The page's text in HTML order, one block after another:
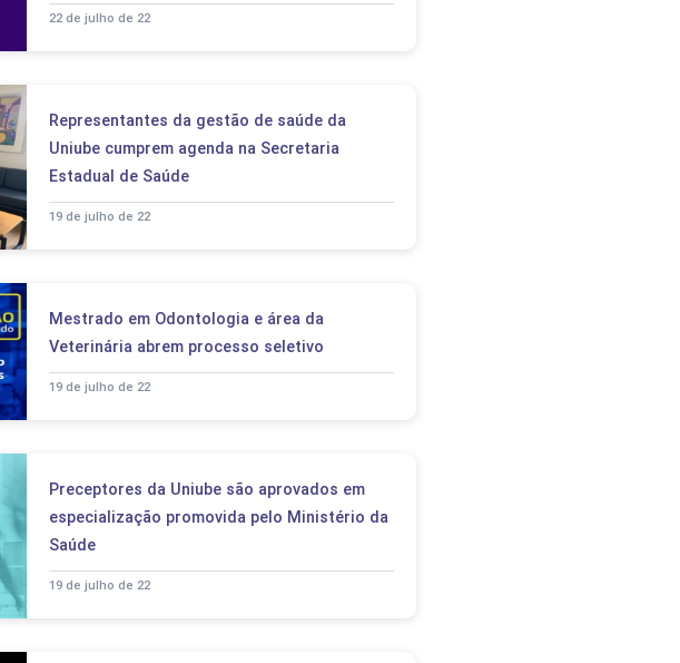
22 de julho de 22
Representantes da gestão de saúde da
Uniube cumprem agenda na Secretaria
Estadual de Saúde
19 de julho de 22
Mestrado em Odontologia e área da
Veterinária abrem processo seletivo
19 de julho de 22
Preceptores da Uniube são aprovados em
especialização promovida pelo Ministério da
Saúde
19 de julho de 22